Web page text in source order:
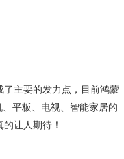
主要的发力点，目前鸿蒙
平板、电视、智能家居的
让人期待！